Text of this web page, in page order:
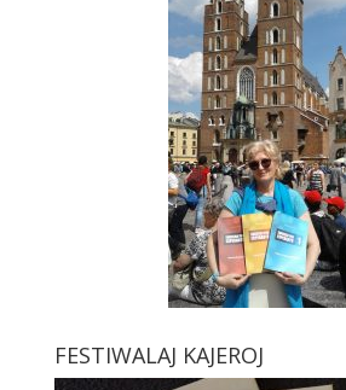
FESTIWALAJ KAJEROJ